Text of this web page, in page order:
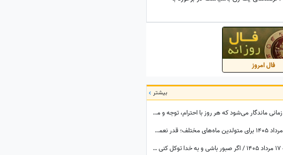
فال امروز
بیشتر
طالع‌بینی روز؛ عشق زمانی ماندگار می‌شود که هر روز با احترام، توجه و مهربانی آبیاری شود / جمعه 16 مرداد 1405
دعای امروز شنبه 17 مرداد 1405 برای متولدین ماه‌های مختلف؛ قدر نعمت‌هایی را که در زندگی‌ات داری بدان؛ گاهی بزرگ‌ترین داشته‌ها، همان چیزهایی هستند که به آن‌ها عادت کرده‌ایم.
فال ابجد امروز شنبه 17 مرداد 1405 / اگر صبور باشی و به خدا توکل کنی به مرادت خواهی رسید